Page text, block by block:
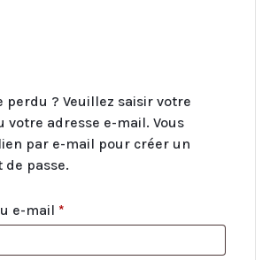
perdu ? Veuillez saisir votre
votre adresse e-mail. Vous
par e-mail pour créer un
de passe.
e-mail *